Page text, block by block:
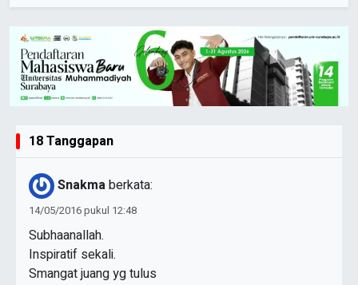
18 Tanggapan
Snakmaberkata:
14/05/2016 pukul 12:48
Subhaanallah.
Inspiratif sekali.
Smangat juang yg tulus